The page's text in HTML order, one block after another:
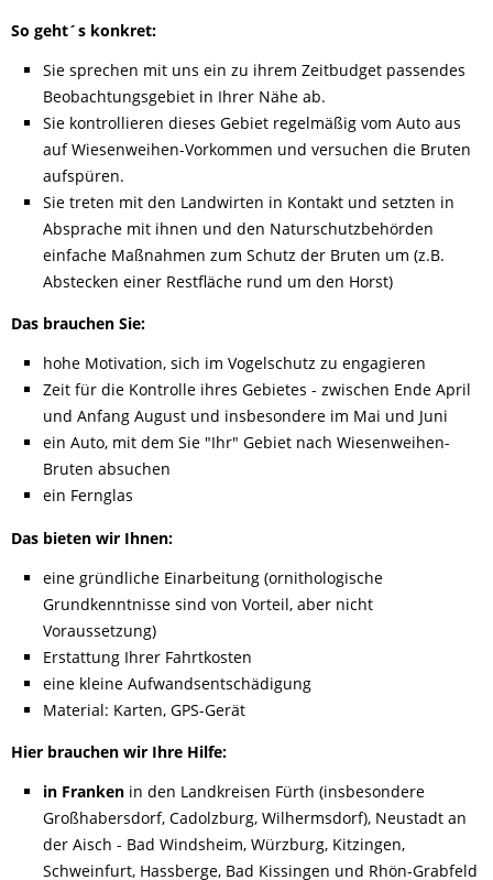
So geht´s konkret:
Sie sprechen mit uns ein zu ihrem Zeitbudget passendes
Beobachtungsgebiet in Ihrer Nähe ab.
Sie kontrollieren dieses Gebiet regelmäßig vom Auto aus
auf Wiesenweihen-Vorkommen und versuchen die Bruten
aufspüren.
Sie treten mit den Landwirten in Kontakt und setzten in
Absprache mit ihnen und den Naturschutzbehörden
einfache Maßnahmen zum Schutz der Bruten um (z.B.
Abstecken einer Restfläche rund um den Horst)
Das brauchen Sie:
hohe Motivation, sich im Vogelschutz zu engagieren
Zeit für die Kontrolle ihres Gebietes - zwischen Ende April
und Anfang August und insbesondere im Mai und Juni
ein Auto, mit dem Sie "Ihr" Gebiet nach Wiesenweihen-
Bruten absuchen
ein Fernglas
Das bieten wir Ihnen:
eine gründliche Einarbeitung (ornithologische
Grundkenntnisse sind von Vorteil, aber nicht
Voraussetzung)
Erstattung Ihrer Fahrtkosten
eine kleine Aufwandsentschädigung
Material: Karten, GPS-Gerät
Hier brauchen wir Ihre Hilfe:
in Frankenin den Landkreisen Fürth (insbesondere
Großhabersdorf, Cadolzburg, Wilhermsdorf), Neustadt an
der Aisch - Bad Windsheim, Würzburg, Kitzingen,
Schweinfurt, Hassberge, Bad Kissingen und Rhön-Grabfeld